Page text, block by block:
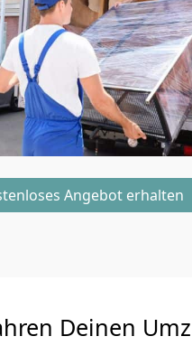
Angebot erhalten
Deinen